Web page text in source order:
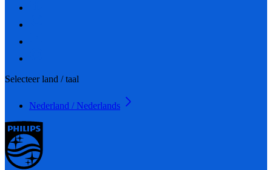
Selecteer land / taal
Nederland / Nederlands